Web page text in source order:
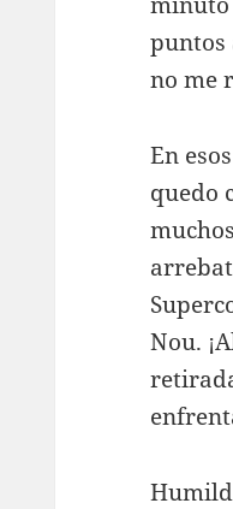
puntos
no me
En
quedo
Nou.